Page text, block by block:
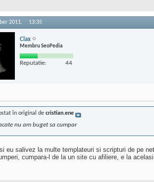
2011, 13:35
Clax
Membru SeoPedia
Reputatie: 44
în original de cristian.ene
nu am buget sa cumpar
eu salivez la multe templateuri si scripturi de pe
cumpara-l de la un site cu afiliere, e la